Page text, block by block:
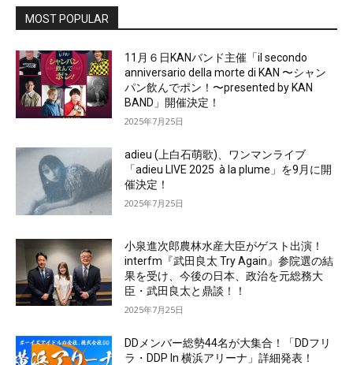
MOST POPULAR
11月６日KANバンド主催「il secondo
anniversario della morte di KAN 〜シャン
パン飲んでポン！〜presented by KAN
BAND」開催決定！
2025年7月25日
adieu (上白石萌歌)、ワンマンライブ
「adieu LIVE 2025 à la plume」を9月に開
催決定！
2025年7月25日
小泉進次郎農林水産大臣がゲスト出演！
interfm『武田良太 Try Again』参院選の結
果を受け、今後の日本、政治を元総務大
臣・武田良太と鼎談！！
2025年7月25日
DDメンバー総勢44名が大集合！「DDフリ
ラ・DDP In 横浜アリーナ」詳細発表！